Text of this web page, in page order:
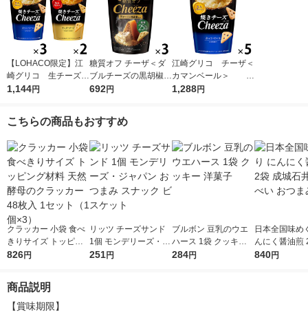
【LOHACO限定】江
崎グリコ 生チーズの
チーザ 2種アソートセ
1,144円
糖質オフ チーザ＜ダ
ブルチーズの黒胡椒仕
立て＞ 3個 江崎グリ
692円
江崎グリコ チーザ＜
カマンベール＞ 5
袋 おつまみ スナッ
1,288円
こちらの商品もおすすめ
クラッカー 小袋 食べ
きりサイズ トッピン
グ材料 天然酵母のク
826円
リッツ チーズサンド
1個 モンデリーズ・ジ
ャパン おつまみ スナ
251円
ブルボン 豆乳のウエ
ハース 1袋 クッキー
洋菓子
284円
日本全国味め
んにく醤油煎
城石井 せんべ
840円
商品説明
【賞味期限】